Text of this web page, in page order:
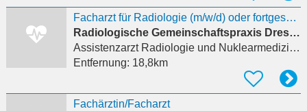
Facharzt für Radiologie (m/w/d) oder fortgeschrittener Assistenzarzt (m/w/d)
Radiologische Gemeinschaftspraxis Dresden-Gorbitz
Assistenzarzt Radiologie und Nuklearmedizinin
Entfernung: 18,8km
Fachärztin/Facharzt